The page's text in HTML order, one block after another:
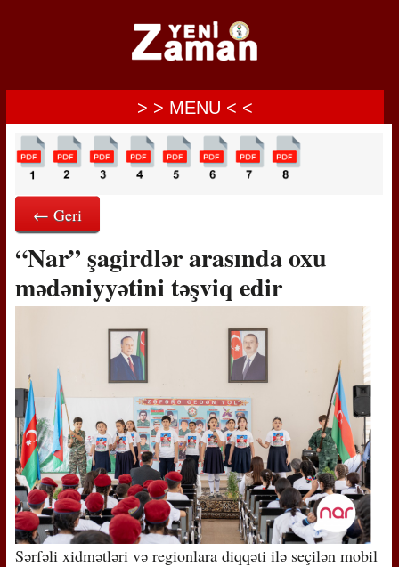
> > MENU < <
← Geri
“Nar” şagirdlər arasında oxu
mədəniyyətini təşviq edir
Sərfəli xidmətləri və regionlara diqqəti ilə seçilən mobil